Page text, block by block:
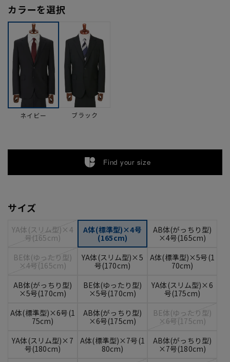
カラーを選択
ネイビー ブラック
Find your size
サイズ
YA体(スリム型)×4
号(165cm)
A体(標準型)×4号
(165cm)
AB体(がっちり型)
×4号(165cm)
BE体(ゆったり型)
×4号(165cm)
YA体(スリム型)×5
号(170cm)
A体(標準型)×5号(1
70cm)
AB体(がっちり型)
×5号(170cm)
BE体(ゆったり型)
×5号(170cm)
YA体(スリム型)×6
号(175cm)
A体(標準型)×6号(1
75cm)
AB体(がっちり型)
×6号(175cm)
BE体(ゆったり型)
×6号(175cm)
YA体(スリム型)×7
号(180cm)
A体(標準型)×7号(1
80cm)
AB体(がっちり型)
×7号(180cm)